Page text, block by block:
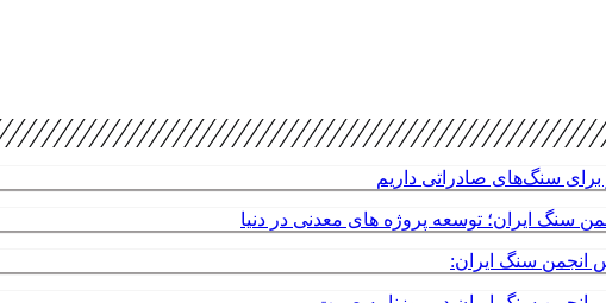
سنگ‌های صادراتی داریم
سنگ ایران؛ توسعه پروژه های معدنی در دنیا
انجمن سنگ ایران: